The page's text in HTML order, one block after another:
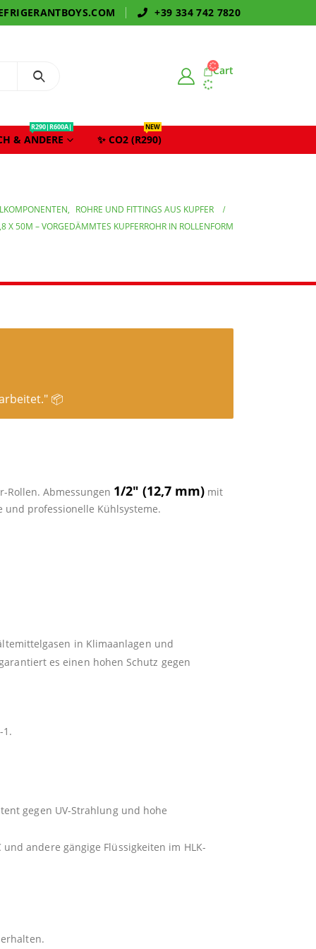
+39 334 742 7820
Cart
& ANDERE
R290|R600A|
✨ CO2 (R290)
NEW
, ROHRE UND FITTINGS AUS KUPFER
X 50M – VORGEDÄMMTES KUPFERROHR IN ROLLENFORM
📦
Rollen. Abmessungen 1/2″ (12,7 mm)mit
und professionelle Kühlsysteme.
in Klimaanlagen und
es einen hohen Schutz gegen
1.
gegen UV-Strahlung und hohe
andere gängige Flüssigkeiten im HLK-